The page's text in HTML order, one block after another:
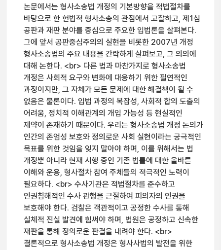
논문에서는 형사소송법 개정의 기본방향을 적법절차를
바탕으로 한 헌법적 형사소송의 관점에서 고찰하고, 제1심
공판과 재판 분야를 중심으로 주요한 입법론을 살펴본다.
그에 앞서 공판중심주의의 실현을 비롯한 2007년 개정
형사소송법의 주요 내용을 간락하게 살펴보고, 그 의의에
대해 논한다. <br> 다른 법과 마찬가지로 형사소송법
개정은 사회적 요구와 변화에 대응하기 위한 필연적인
과정이지만, 그 자체가 모든 문제에 대한 해결책이 될 수
없음은 물론이다. 입법 과정의 복잡성, 사회적 합의 도출의
어려움, 정치적 이해관계의 개입 가능성 등 현실적인
제약이 존재하기 때문이다. 우리는 형사소송법 개정 논의가
인간의 존엄성 보호와 정의로운 사회 실현이라는 궁극적인
목표를 위한 것임을 잊지 말아야 하며, 이를 위해서는 법
개정뿐 아니라 현재 시행 중인 기존 법률에 대한 올바른
이해와 운용, 형사절차 참여 주체들의 적극적인 노력이
필요하다. <br> 수사기관은 적법절차를 준수하고
인권침해적인 수사 관행을 근절하여 피의자의 인권을
보호해야 한다. 검찰은 객관적이고 공정한 수사를 통해
실체적 진실 발견에 힘써야 하며, 법원은 공정하고 신속한
재판을 통해 정의로운 판결을 내려야 한다. <br>
결론적으로 형사소송법 개정은 형사사법의 발전을 위한